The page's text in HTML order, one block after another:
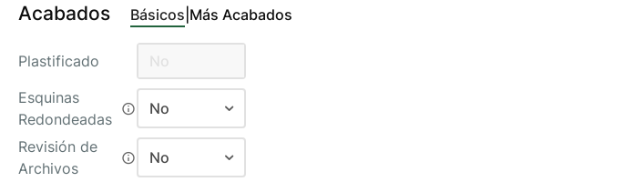
5000
Estucado Mate 350 g/m2
Estucado Brillo 300 g/m2
Estucado Brillo 350 g/m2
2 Caras
Acabados Básicos Más Acabados
Plastificado
No
Mate Antiarañazos 30µ
Mate Soft Touch 30µ
Esquinas
Redondeadas
No
No
Si
Revisión de
Archivos
No